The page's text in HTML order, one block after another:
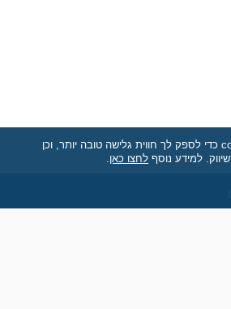
האתר עושה שימוש ב-cookies כדי לספק לך חווית גלישה טובה יותר, וכן
למידע נוסף לחצו כאן.